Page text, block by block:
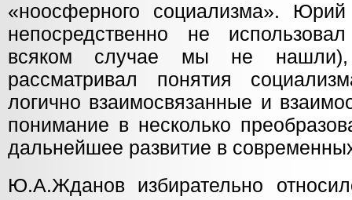
«ноосферного социализма».
непосредственно не
всяком случае мы не
рассматривал понятия
логично взаимосвязанные и
понимание в несколько
дальнейшее развитие в
Ю.А.Жданов избирательно